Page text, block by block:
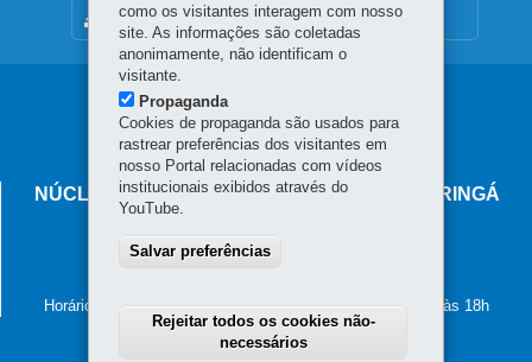
MAPA DO SITE
Navegação
principal
NÚCLEO REGIONAL DE EDUCAÇÃO DE MARINGÁ
87.015-630-Maringá
Horário de atendimento: de segunda a sexta-feira, das 8h às 18h
como os visitantes interagem com nosso
site. As informações são coletadas
anonimamente, não identificam o
visitante.
Propaganda
Cookies de propaganda são usados para
rastrear preferências dos visitantes em
nosso Portal relacionadas com vídeos
institucionais exibidos através do
YouTube.
Salvar preferências
Rejeitar todos os cookies não-
necessários